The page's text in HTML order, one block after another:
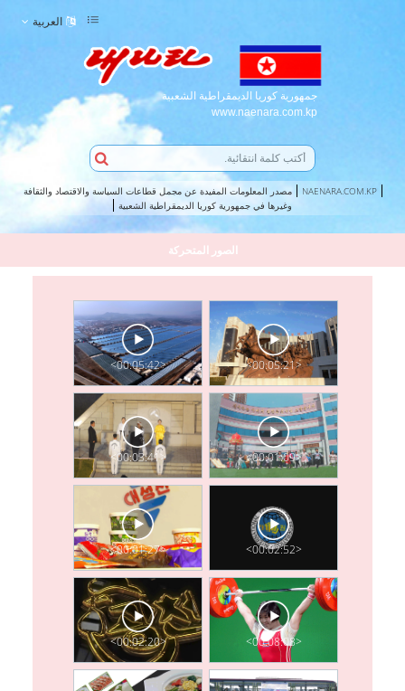
جمهورية كوريا الديمقراطية الشعبية
www.naenara.com.kp
العربية
NAENARA.COM.KP
مصدر المعلومات المفيدة عن مجمل قطاعات السياسة والاقتصاد والثقافة
وغيرها في جمهورية كوريا الديمقراطية الشعبية
الصور المتحركة
<00:05:21>
<00:05:42>
<00:01:09>
<00:03:41>
<00:02:52>
<00:01:27>
<00:08:08>
<00:02:20>